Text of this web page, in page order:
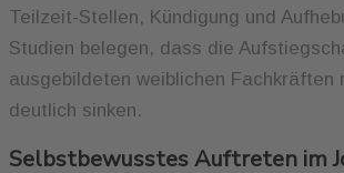
Teilzeit-Stellen, Kündigung und
Studien belegen, dass die
ausgebildeten weiblichen Fachkräften
deutlich sinken.
Selbstbewusstes Auftreten im